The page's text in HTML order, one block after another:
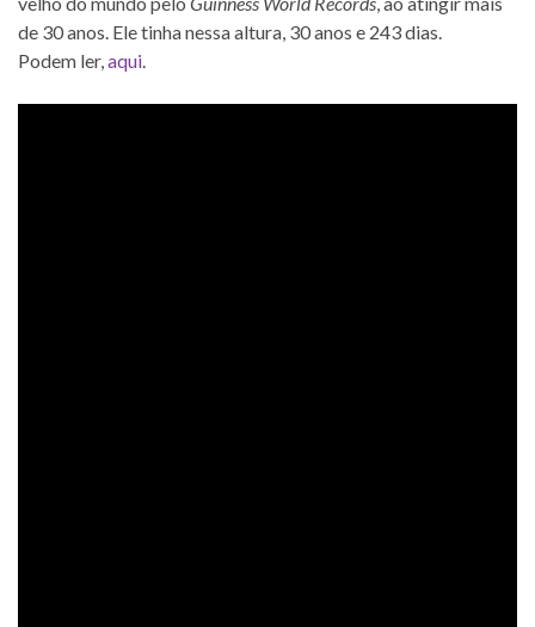
de 30 anos. Ele tinha nessa altura, 30 anos e 243 dias.
Podem ler, aqui